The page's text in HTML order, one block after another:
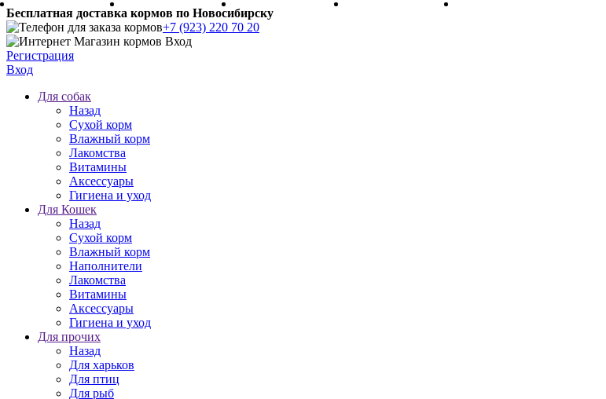
Бесплатная доставка кормов по Новосибирску
+7 (923) 220 70 20
Регистрация
Вход
Для собак
Назад
Сухой корм
Влажный корм
Лакомства
Витамины
Аксессуары
Гигиена и уход
Для Кошек
Назад
Сухой корм
Влажный корм
Наполнители
Лакомства
Витамины
Аксессуары
Гигиена и уход
Для прочих
Назад
Для харьков
Для птиц
Для рыб